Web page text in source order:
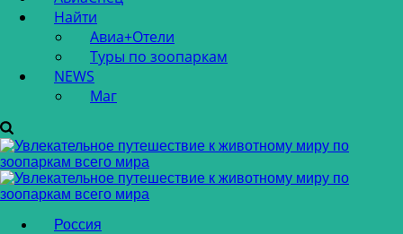
Найти
Авиа+Отели
Туры по зоопаркам
NEWS
Маг
Россия